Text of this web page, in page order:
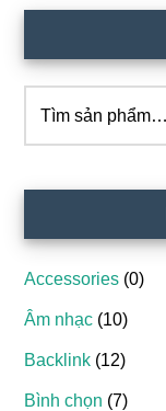
chính
kiếm:
Accessories (0)
Âm nhạc (10)
Backlink (12)
Bình chọn (7)